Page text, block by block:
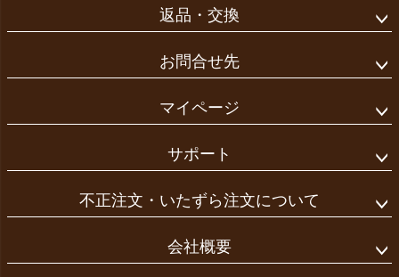
返品・交換
お問合せ先
マイページ
サポート
不正注文・いたずら注文について
会社概要